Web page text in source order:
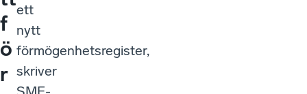
f
ö
r
ett
nytt
förmögenhetsregister,
skriver